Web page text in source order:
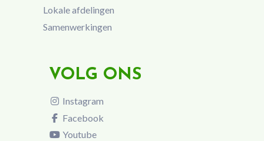
Lokale afdelingen
Samenwerkingen
VOLG ONS
Instagram
Facebook
Youtube